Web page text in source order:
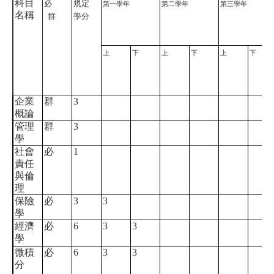
科目
名稱
必
群
規定
學分
第一學年 第二學年 第三學年
上 下 上 下 上 下
企業
概論
群 3
管理
學
群 3
社會
責任
與倫
理
必 1
保險
學
必 3 3
經濟
學
必 6 3 3
微積
分
必 6 3 3